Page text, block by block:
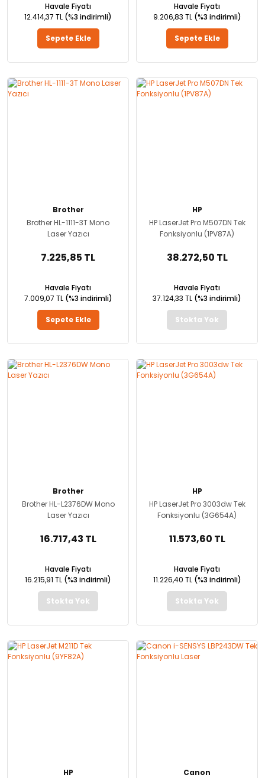
Havale Fiyatı
12.414,37 TL (%3 indirimli)
Sepete Ekle
Havale Fiyatı
9.206,83 TL (%3 indirimli)
Sepete Ekle
Brother
Brother HL-1111-3T Mono
Laser Yazıcı
7.225,85 TL
Havale Fiyatı
7.009,07 TL (%3 indirimli)
Sepete Ekle
HP
HP LaserJet Pro M507DN Tek
Fonksiyonlu (1PV87A)
38.272,50 TL
Havale Fiyatı
37.124,33 TL (%3 indirimli)
Stokta Yok
Brother
Brother HL-L2376DW Mono
Laser Yazıcı
16.717,43 TL
Havale Fiyatı
16.215,91 TL (%3 indirimli)
Stokta Yok
HP
HP LaserJet Pro 3003dw Tek
Fonksiyonlu (3G654A)
11.573,60 TL
Havale Fiyatı
11.226,40 TL (%3 indirimli)
Stokta Yok
HP
Canon